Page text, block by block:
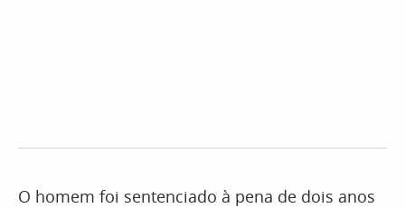
O homem foi sentenciado à pena de dois anos